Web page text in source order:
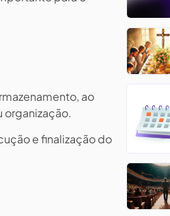
ao
organização.
e finalização do